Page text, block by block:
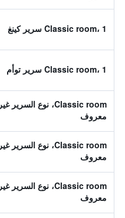
Classic room، 1 سرير كينغ
Classic room، 1 سرير توأم
Classic room، نوع السرير غير
معروف
Classic room، نوع السرير غير
معروف
Classic room، نوع السرير غير
معروف